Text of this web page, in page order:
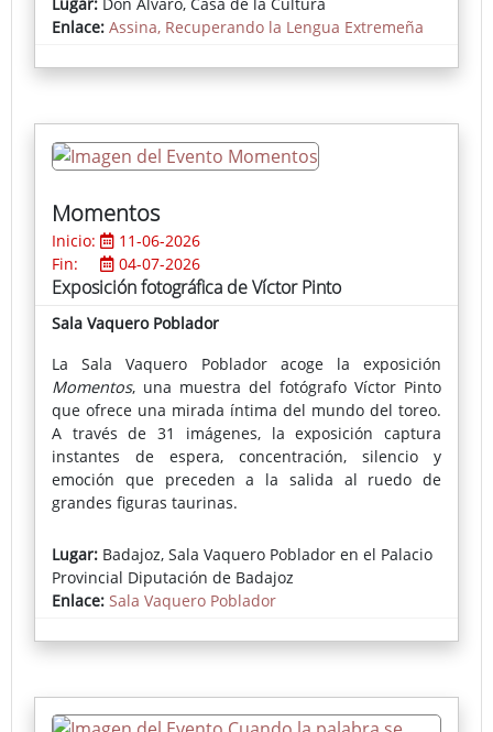
Lugar: Don Álvaro, Casa de la Cultura
Enlace: Assina, Recuperando la Lengua Extremeña
Momentos
Inicio:
11-06-2026
Fin:
04-07-2026
Exposición fotográfica de Víctor Pinto
Sala Vaquero Poblador
La Sala Vaquero Poblador acoge la exposición
Momentos, una muestra del fotógrafo Víctor Pinto
que ofrece una mirada íntima del mundo del toreo.
A través de 31 imágenes, la exposición captura
instantes de espera, concentración, silencio y
emoción que preceden a la salida al ruedo de
grandes figuras taurinas.
Lejos de las imágenes habituales de la lidia, la obra
se centra en los momentos más personales de los
toreros, revelando la dimensión humana de un rito
profundamente arraigado en la cultura de la
provincia.
Lugar: Badajoz, Sala Vaquero Poblador en el Palacio
Provincial Diputación de Badajoz
Enlace: Sala Vaquero Poblador